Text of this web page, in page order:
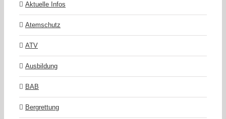
Aktuelle Infos
Atemschutz
ATV
Ausbildung
BAB
Bergrettung